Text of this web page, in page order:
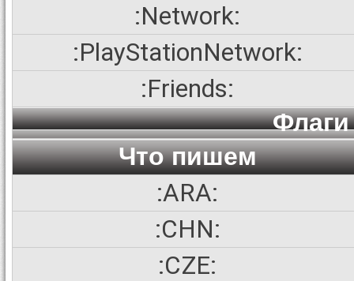
:Network:
:PlayStationNetwork:
:Friends:
Флаги
Что пишем
:ARA:
:CHN:
:CZE: